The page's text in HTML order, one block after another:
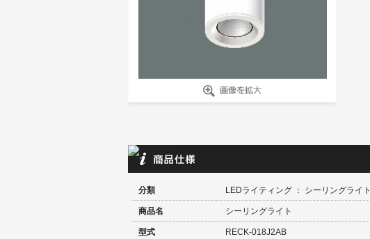
分類 LEDライティング ： シーリングライト
商品名 シーリングライト
型式 RECK-018J2AB